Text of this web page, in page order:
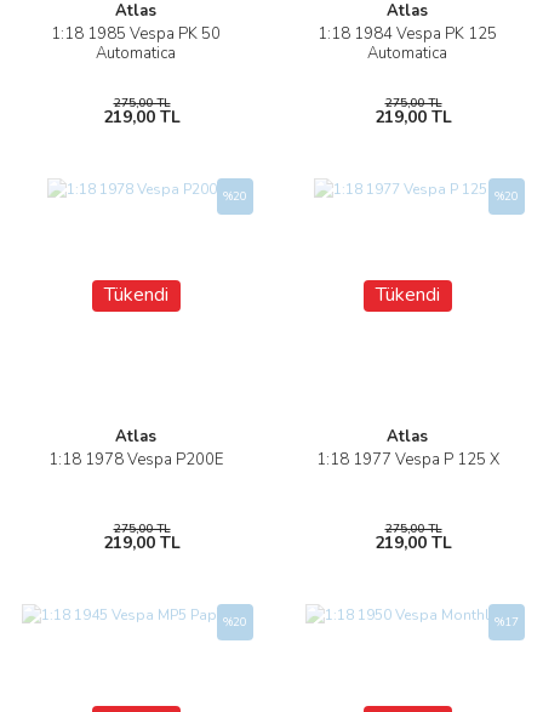
Atlas
1:18 1985 Vespa PK 50
Automatica
275,00 TL
219,00 TL
Atlas
1:18 1984 Vespa PK 125
Automatica
275,00 TL
219,00 TL
Tükendi
Atlas
1:18 1978 Vespa P200E
%20
275,00 TL
219,00 TL
Tükendi
Atlas
1:18 1977 Vespa P 125 X
%20
275,00 TL
219,00 TL
%20 %17